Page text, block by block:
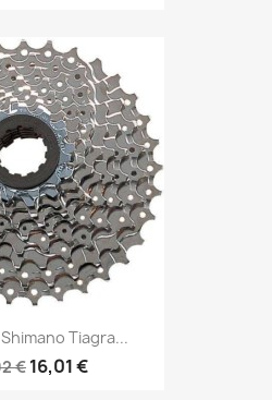
Tiagra...
€ 16,01 €